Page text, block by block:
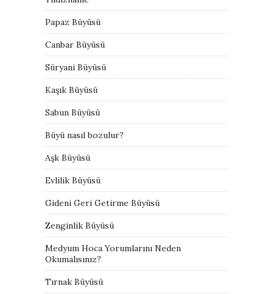
Papaz Büyüsü
Canbar Büyüsü
Süryani Büyüsü
Kaşık Büyüsü
Sabun Büyüsü
Büyü nasıl bozulur?
Aşk Büyüsü
Evlilik Büyüsü
Gideni Geri Getirme Büyüsü
Zenginlik Büyüsü
Medyum Hoca Yorumlarını Neden
Okumalısınız?
Tırnak Büyüsü